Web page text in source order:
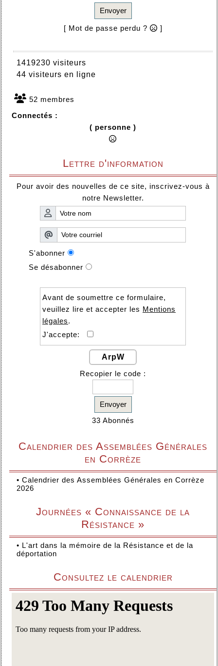
Envoyer
[ Mot de passe perdu ? ]
1419230 visiteurs
44 visiteurs en ligne
52 membres
Connectés :
( personne )
Lettre d'information
Pour avoir des nouvelles de ce site, inscrivez-vous à
notre Newsletter.
S'abonner
Se désabonner
Avant de soumettre ce formulaire,
veuillez lire et accepter les Mentions
légales.
J'accepte:
ArpW
Recopier le code :
Envoyer
33 Abonnés
Calendrier des Assemblées Générales
en Corrèze
• Calendrier des Assemblées Générales en Corrèze
2026
Journées « Connaissance de la
Résistance »
• L'art dans la mémoire de la Résistance et de la
déportation
Consultez le calendrier